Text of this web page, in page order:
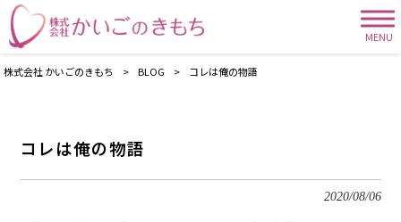
MENU
株式会社 かいごのきもち > BLOG > コレは俺の物語
コレは俺の物語
2020/08/06